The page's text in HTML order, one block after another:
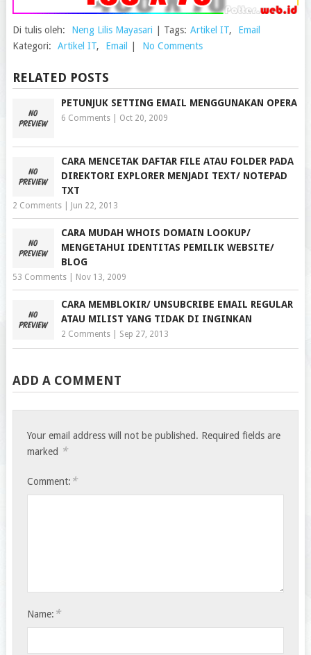
Di tulis oleh: Neng Lilis Mayasari Tags: Artikel IT,
Email
Kategori:
Artikel IT, Email No Comments
RELATED POSTS
PETUNJUK SETTING EMAIL MENGGUNAKAN OPERA
6 Comments| Oct 20, 2009
CARA MENCETAK DAFTAR FILE ATAU FOLDER PADA
DIREKTORI EXPLORER MENJADI TEXT/ NOTEPAD
TXT
2 Comments| Jun 22, 2013
CARA MUDAH WHOIS DOMAIN LOOKUP/
MENGETAHUI IDENTITAS PEMILIK WEBSITE/
BLOG
53 Comments| Nov 13, 2009
CARA MEMBLOKIR/ UNSUBCRIBE EMAIL REGULAR
ATAU MILIST YANG TIDAK DI INGINKAN
2 Comments| Sep 27, 2013
ADD A COMMENT
Your email address will not be published. Required fields are
marked *
Comment: *
Name: *